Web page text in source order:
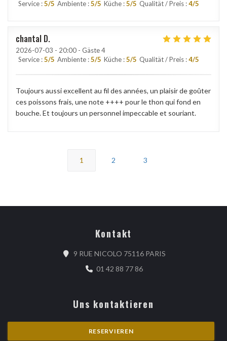
Service :5/5 Ambiente :5/5 Küche :5/5 Qualität / Preis :4/5
chantal D
2026-07-03 - 20:00 - Gäste 4
Service :5/5 Ambiente :5/5 Küche :5/5 Qualität / Preis :4/5
Toujours aussi excellent au fil des années, un plaisir de goûter
ces poissons frais, une note ++++ pour le thon qui fond en
bouche. Et toujours un personnel impeccable et souriant.
1 2 3
Kontakt
9 RUE NICOLO 75116 PARIS((öffnet ein neues
01 42 88 77 86
Uns kontaktieren
RESERVIEREN